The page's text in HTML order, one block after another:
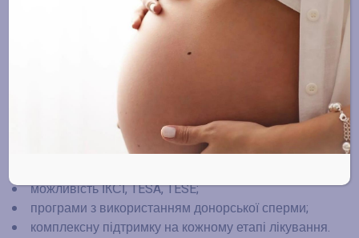
У клініці Альтернатива ми приділяємо особливу увагу
чоловічому репродуктивному здоров’ю. Наші лікарі
здійснюють повну діагностику, призначають
ефективне лікування, а також супроводжують пару в
процесі підготовки до зачаття.
Ми пропонуємо:
можливість ІКСІ, TESA, TESE;
програми з використанням донорської сперми;
комплексну підтримку на кожному етапі лікування.